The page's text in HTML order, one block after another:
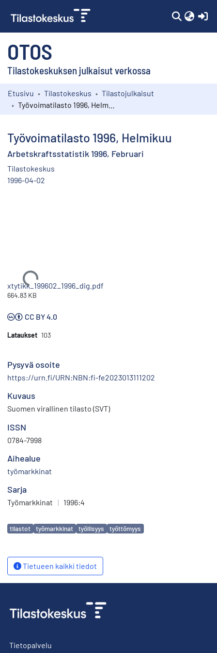
OTOS
Tilastokeskuksen julkaisut verkossa
Kokoelmat
Etusivu Tilastokeskus
Tilastojulkaisut
Työvoimatilasto 1996, Helmikuu
Arbetskraftsstatistik 1996, Februari
Tilastokeskus
1996-04-02
Ladataan...
xtytikk_199602_1996_dig.pdf
664.83 KB
CC BY 4.0
Lataukset 103
Pysyvä osoite
https://urn.fi/URN:NBN:fi-fe2023013111202
Kuvaus
Suomen virallinen tilasto (SVT)
ISSN
0784-7998
Aihealue
työmarkkinat
Sarja
Työmarkkinat | 1996:4
Avainsanat
tilastot työmarkkinat työllisyys työttömyys
Tietueen kaikki tiedot
Tietopalvelu